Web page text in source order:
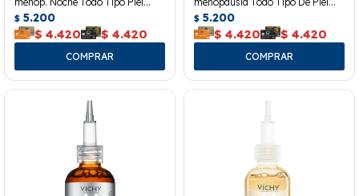
50ml
$ 5.200
$ 4.420 $ 4.420
50ml
$ 5.200
$ 4.420 $ 4.420